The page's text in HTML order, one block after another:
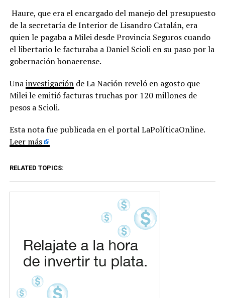
Haure, que era el encargado del manejo del presupuesto
de la secretaría de Interior de Lisandro Catalán, era
quien le pagaba a Milei desde Provincia Seguros cuando
el libertario le facturaba a Daniel Scioli en su paso por la
gobernación bonaerense.
Unainvestigaciónde La Nación reveló en agosto que
Milei le emitió facturas truchas por 120 millones de
pesos a Scioli.
Esta nota fue publicada en el portal LaPolíticaOnline.
Leer más
RELATED TOPICS: